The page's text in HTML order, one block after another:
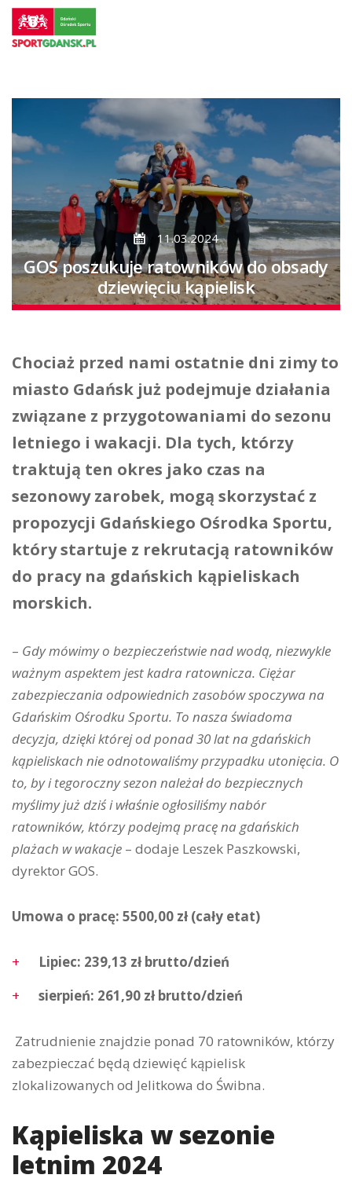
do
treści
Przejdź
do
11.03.2024
GOS poszukuje ratowników do obsady
dziewięciu kąpielisk
Chociaż przed nami ostatnie dni zimy to
miasto Gdańsk już podejmuje działania
związane z przygotowaniami do sezonu
letniego i wakacji. Dla tych, którzy
traktują ten okres jako czas na
sezonowy zarobek, mogą skorzystać z
propozycji Gdańskiego Ośrodka Sportu,
który startuje z rekrutacją ratowników
do pracy na gdańskich kąpieliskach
morskich.
– Gdy mówimy o bezpieczeństwie nad wodą, niezwykle
ważnym aspektem jest kadra ratownicza. Ciężar
zabezpieczania odpowiednich zasobów spoczywa na
Gdańskim Ośrodku Sportu. To nasza świadoma
decyzja, dzięki której od ponad 30 lat na gdańskich
kąpieliskach nie odnotowaliśmy przypadku utonięcia. O
to, by i tegoroczny sezon należał do bezpiecznych
myślimy już dziś i właśnie ogłosiliśmy nabór
ratowników, którzy podejmą pracę na gdańskich
plażach w wakacje – dodaje Leszek Paszkowski,
dyrektor GOS.
Umowa o pracę: 5500,00 zł (cały etat)
Lipiec: 239,13 zł brutto/dzień
sierpień: 261,90 zł brutto/dzień
Zatrudnienie znajdzie ponad 70 ratowników, którzy
zabezpieczać będą dziewięć kąpielisk
zlokalizowanych od Jelitkowa do Świbna.
Kąpieliska w sezonie
letnim 2024